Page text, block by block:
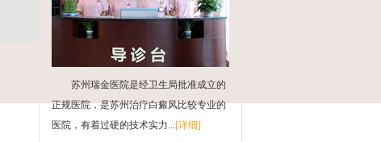
苏州瑞金医院是经卫生局批准成立的
正规医院，是苏州治疗白癜风比较专业的
医院，有着过硬的技术实力...[详细]